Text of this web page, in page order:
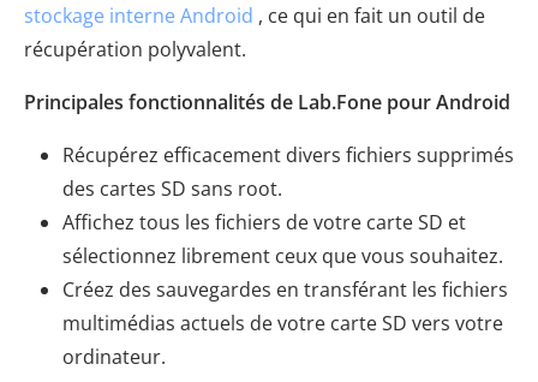
stockage interne Android , ce qui en fait un outil de
récupération polyvalent.
Principales fonctionnalités de Lab.Fone pour Android
Récupérez efficacement divers fichiers supprimés
des cartes SD sans root.
Affichez tous les fichiers de votre carte SD et
sélectionnez librement ceux que vous souhaitez.
Créez des sauvegardes en transférant les fichiers
multimédias actuels de votre carte SD vers votre
ordinateur.